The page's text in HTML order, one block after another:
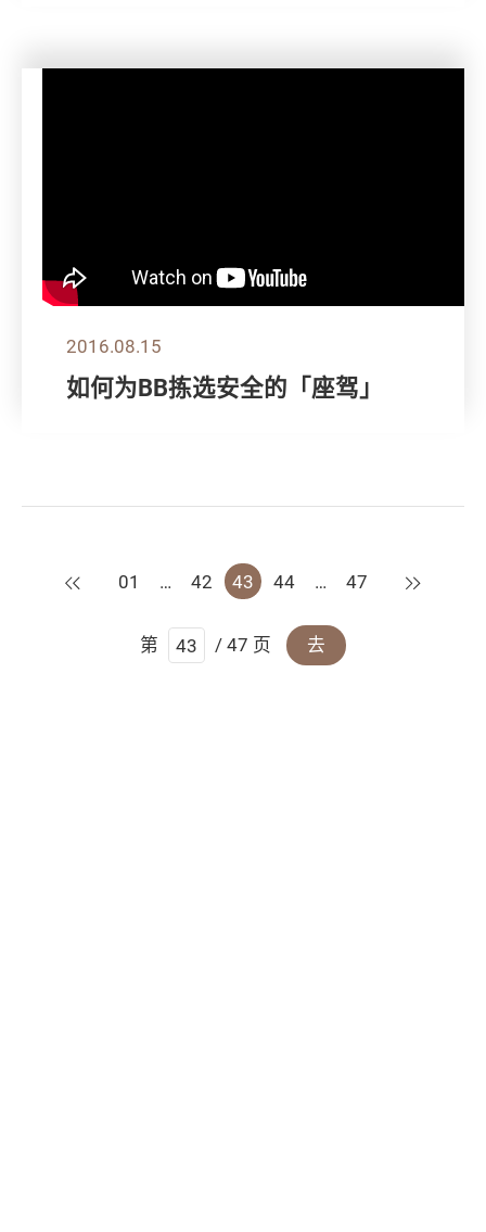
2016.08.15
如何为BB拣选安全的「座驾」
上一页
01 … 42 43 44 … 47 下一页
第 / 47 页 去